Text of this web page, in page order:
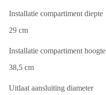
Installatie compartiment diepte
29 cm
Installatie compartiment hoogte
38,5 cm
Uitlaat aansluiting diameter